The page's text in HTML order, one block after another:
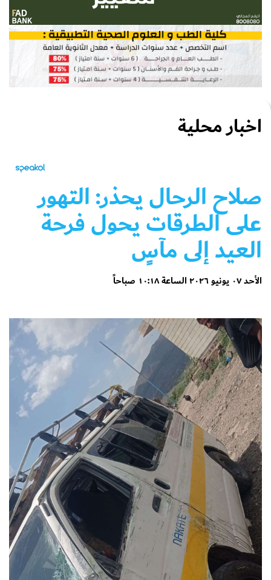
اخبار محلية
صلاح الرحال يحذر: التهور
على الطرقات يحول فرحة
العيد إلى مآسٍ
الأحد ٠٧ يونيو ٢٠٢٦ الساعة ١٠:١٨ صباحاً